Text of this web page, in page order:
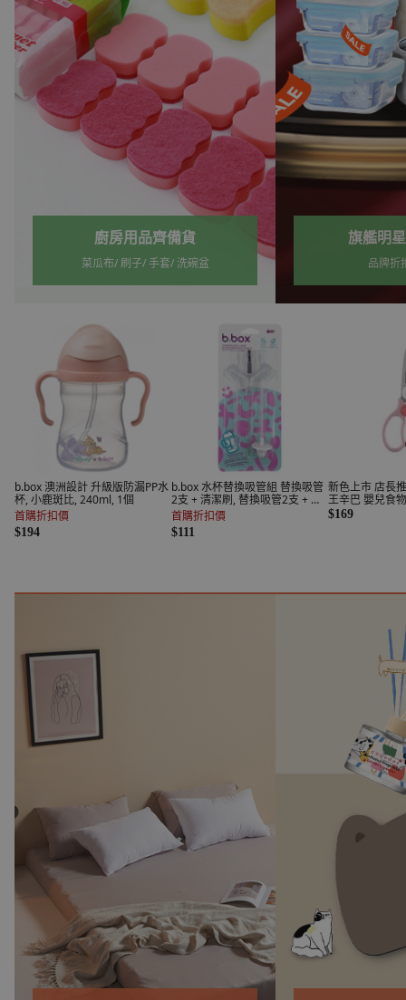
旗艦明星品牌推薦
品牌折扣立即逛
熱銷
大容量 ‧
b.box 澳洲設計 升級版防漏PP水
杯, 小鹿斑比, 240ml, 1個
首購折扣價
$194
b.box 水杯替換吸管組 替換吸管
2支 + 清潔刷, 替換吸管2支 + 清
潔刷, 1組
首購折扣價
$111
新色上市 店長
王辛巴 嬰兒食
粉色金剛剪, 1支
$169